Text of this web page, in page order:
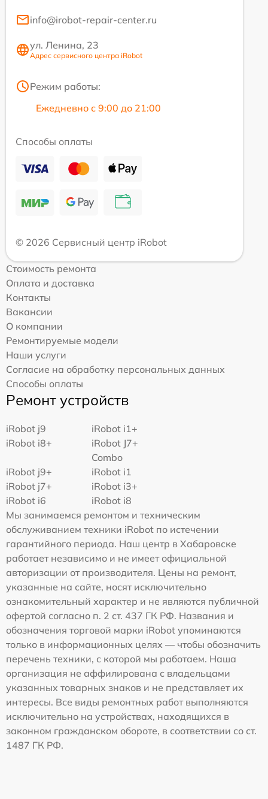
info@irobot-repair-center.ru
ул. Ленина, 23
Адрес сервисного центра iRobot
Режим работы:
Ежедневно с 9:00 до 21:00
Способы оплаты
© 2026 Сервисный центр iRobot
Стоимость ремонта
Оплата и доставка
Контакты
Вакансии
О компании
Ремонтируемые модели
Наши услуги
Согласие на обработку персональных данных
Способы оплаты
Ремонт устройств
iRobot j9
iRobot i1+
iRobot i8+
iRobot J7+
Combo
iRobot j9+
iRobot i1
iRobot j7+
iRobot i3+
iRobot i6
iRobot i8
Мы занимаемся ремонтом и техническим
обслуживанием техники iRobot по истечении
гарантийного периода. Наш центр в Хабаровске
работает независимо и не имеет официальной
авторизации от производителя. Цены на ремонт,
указанные на сайте, носят исключительно
ознакомительный характер и не являются публичной
офертой согласно п. 2 ст. 437 ГК РФ. Названия и
обозначения торговой марки iRobot упоминаются
только в информационных целях — чтобы обозначить
перечень техники, с которой мы работаем. Наша
организация не аффилирована с владельцами
указанных товарных знаков и не представляет их
интересы. Все виды ремонтных работ выполняются
исключительно на устройствах, находящихся в
законном гражданском обороте, в соответствии со ст.
1487 ГК РФ.